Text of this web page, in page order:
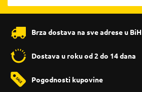
Brza dostava na sve adrese u BiH
Dostava u roku od 2 do 14 dana
Pogodnosti kupovine